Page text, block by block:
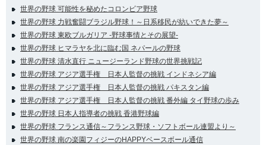
世界の野球 可能性を秘めたコロンビア野球
世界の野球 力戦奮闘ブラジル野球！～日系移民が紡いできた夢～
世界の野球 東欧ブルガリア -野球事情とその展望-
世界の野球 ヒマラヤを北に臨む国 ネパールの野球
世界の野球 清水直行 ニュージーランド野球の世界挑戦記
世界の野球 アジア選手権 日本人監督の挑戦 インドネシア編
世界の野球 アジア選手権 日本人監督の挑戦 パキスタン編
世界の野球 アジア選手権 日本人監督の挑戦 番外編 タイ野球の歩み
世界の野球 日本人指導者の挑戦 香港野球編
世界の野球 フランス通信～フランス野球・ソフトボール連盟より～
世界の野球 南の楽園フィジーのHAPPYベースボール通信